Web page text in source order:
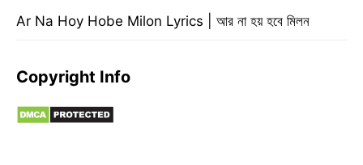
Ar Na Hoy Hobe Milon Lyrics | আর না হয় হবে মিলন
Copyright Info